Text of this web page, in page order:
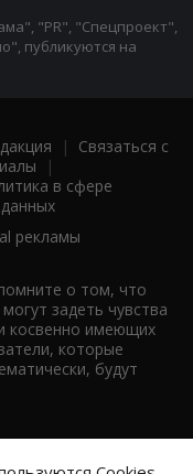
"PR", "Спецпроект",
публикуются на
| Связаться с
|
в сфере
рекламы
о том, что
задеть чувства
косвенно имеющих
которые
будут